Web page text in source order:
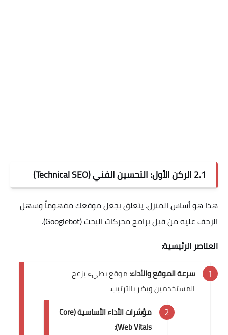
2.1 الركن الأول: التحسين الفني (Technical SEO)
هذا هو أساس المنزل. يتعلق بجعل موقعك مفهوماً وسهل
الزحف عليه من قبل برامج محركات البحث (Googlebot).
العناصر الرئيسية:
سرعة الموقع والأداء:موقع بطيء يزعج
المستخدمين ويضر بالترتيب.
مؤشرات الأداء الأساسية (Core
Web Vitals):